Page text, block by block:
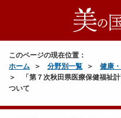
このページの現在位置：
ホーム
分野別一覧 健康
「第７次秋田県医療保健福祉
ついて